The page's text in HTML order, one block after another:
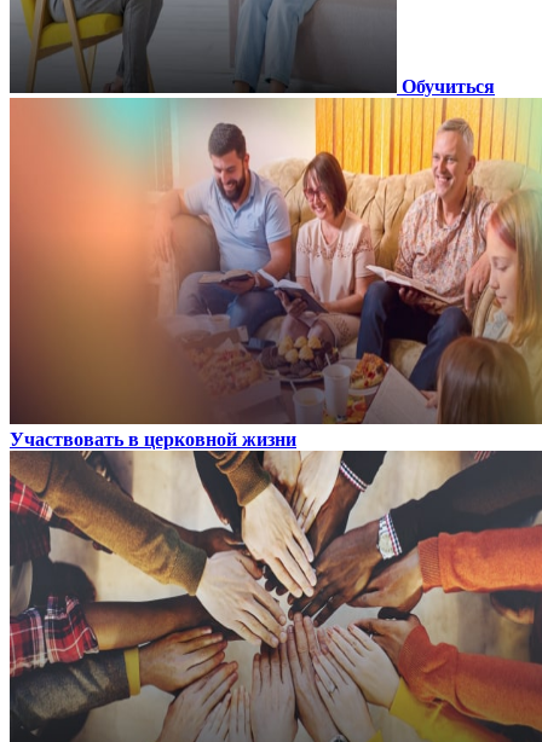
Обучиться
Участвовать в церковной жизни